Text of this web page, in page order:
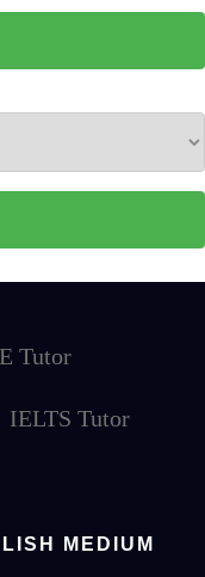
Tutor
IELTS Tutor
MEDIUM